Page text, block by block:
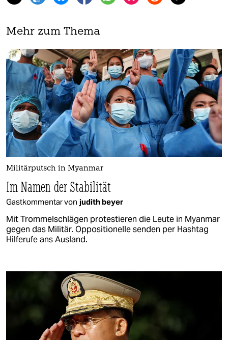
Mehr zum Thema
Militärputsch in Myanmar
Im Namen der Stabilität
Gastkommentar von judith beyer
Mit Trommelschlägen protestieren die Leute in Myanmar
gegen das Militär. Oppositionelle senden per Hashtag
Hilferufe ans Ausland.